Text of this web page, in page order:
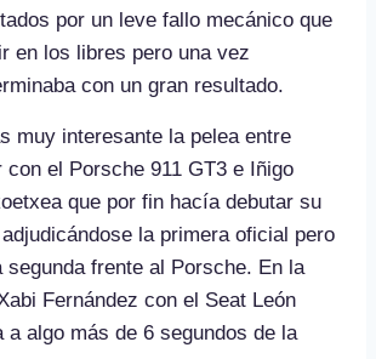
por un leve fallo mecánico que
en los libres pero una vez
con un gran resultado.
muy interesante la pelea entre
con el Porsche 911 GT3 e Iñigo
que por fin hacía debutar su
la primera oficial pero
segunda frente al Porsche. En la
Fernández con el Seat León
a algo más de 6 segundos de la